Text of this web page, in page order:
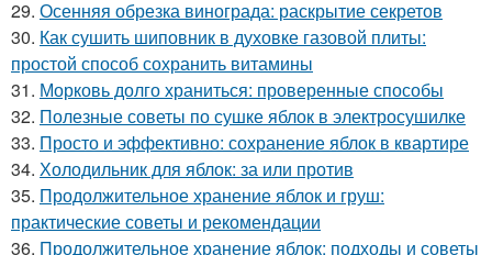
29. Осенняя обрезка винограда: раскрытие секретов
30. Как сушить шиповник в духовке газовой плиты:
простой способ сохранить витамины
31. Морковь долго храниться: проверенные способы
32. Полезные советы по сушке яблок в электросушилке
33. Просто и эффективно: сохранение яблок в квартире
34. Холодильник для яблок: за или против
35. Продолжительное хранение яблок и груш:
практические советы и рекомендации
36. Продолжительное хранение яблок: подходы и советы